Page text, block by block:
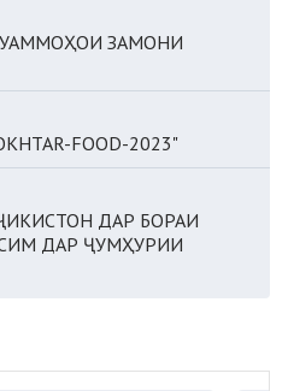
ЗАМОНИ
FOOD-2023"
ДАР БОРАИ
ДАР ҶУМҲУРИИ